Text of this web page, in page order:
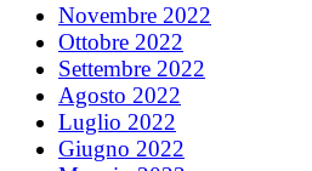
Novembre 2022
Ottobre 2022
Settembre 2022
Agosto 2022
Luglio 2022
Giugno 2022